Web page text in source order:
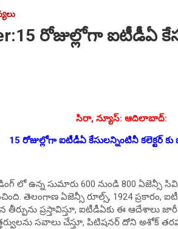
రోజుల్లోగా ఐటీడీఏ
సిరా, న్యూస్: ఆదిలాబాద్:
15 రోజుల్లోగా ఐటీడీఏ కేసులన్నింటినీ కలెక్టర్
లో ఉన్న సుమారు 600 నుండి 800 ఏజెన్సీ
తెలంగాణ ఏజెన్సీ రూల్స్, 1924 ప్రకారం,
ప్రస్తావిస్తూ, ఐటీడీఏకు ఈ ఆదేశాలు
సవాలు చేస్తూ, పిటిషనర్ దోని అశోక్